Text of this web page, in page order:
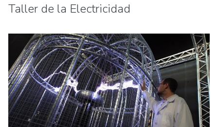
Taller de la Electricidad